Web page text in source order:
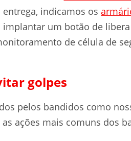
entrega, indicamos os
um botão de
de célula de
golpes
pelos bandidos como
ações mais comuns dos